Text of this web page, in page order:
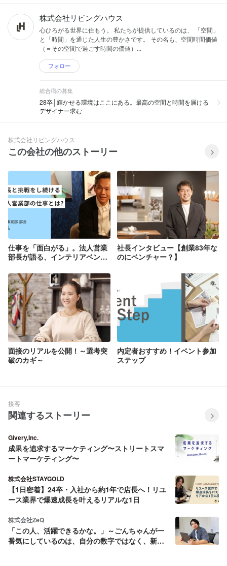
株式会社リビングハウス
心ひろがる世界に住もう。 私たちが提供しているのは、 「空間」
と「時間」を通じた人生の豊かさです。 その名も、空間時間価値
（＝その空間で過ごす時間の価値）...
フォロー
総合職の募集
28卒│輝かせる環境はここにある。最高の空間と時間を届ける
デザイナー求む
株式会社リビングハウス
この会社の他のストーリー
仕事を「面白がる」。法人営業
部長が語る、インテリアベンチ
社長インタビュー【創業83年な
のにベンチャー？】
面接のリアルを公開！～選考突
破のカギ～
内定者おすすめ！イベント参加
ステップ
接客
関連するストーリー
Givery,Inc.
成果を追求するマーケティング〜ストリートスマ
ートマーケティング〜
株式会社STAYGOLD
【1日密着】24卒・入社から約1年で店長へ！リユ
ース業界で爆速成長を叶えるリアルな1日
株式会社ZeQ
「この人、活躍できるかな。」～ごんちゃんが一
番気にしているのは、自分の数字ではなく、新し